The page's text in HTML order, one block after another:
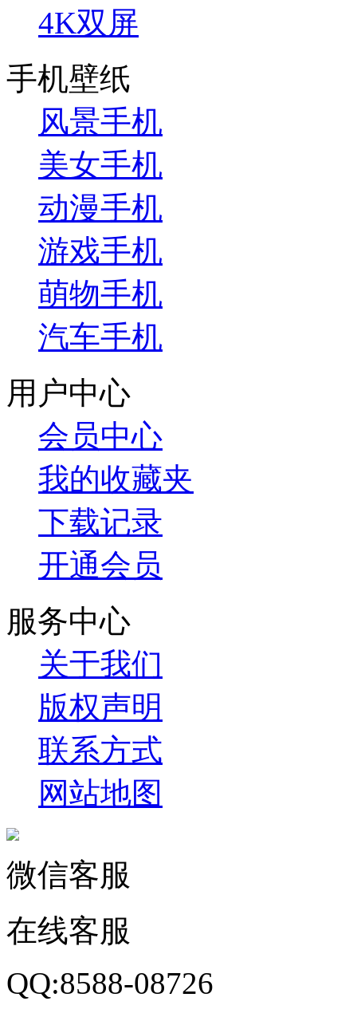
4K双屏
手机壁纸
风景手机
美女手机
动漫手机
游戏手机
萌物手机
汽车手机
用户中心
会员中心
我的收藏夹
下载记录
开通会员
服务中心
关于我们
版权声明
联系方式
网站地图
微信客服
在线客服
QQ:8588-08726